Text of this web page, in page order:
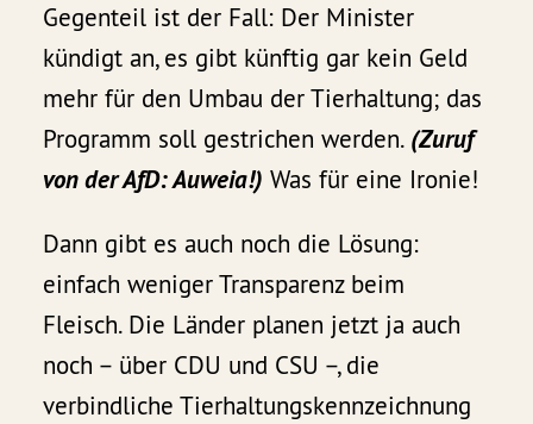
Gegenteil ist der Fall: Der Minister
kündigt an, es gibt künftig gar kein Geld
mehr für den Umbau der Tierhaltung; das
Programm soll gestrichen werden. (Zuruf
von der AfD: Auweia!) Was für eine Ironie!
Dann gibt es auch noch die Lösung:
einfach weniger Transparenz beim
Fleisch. Die Länder planen jetzt ja auch
noch – über CDU und CSU –, die
verbindliche Tierhaltungskennzeichnung